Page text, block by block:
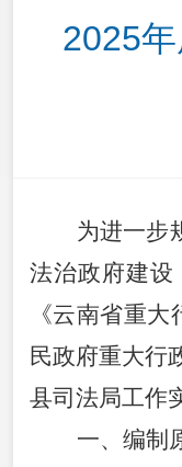
2025
为进一步
法治政府建
《云南省重
民政府重大行
县司法局工作
一、编制